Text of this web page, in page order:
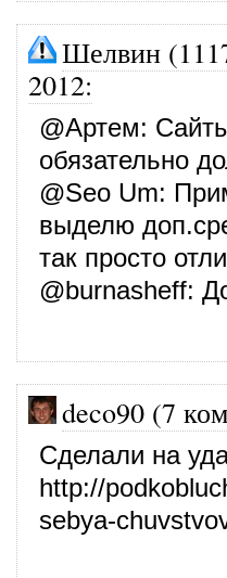
Шелвин
2012:
@Артем:
обязательно
@Seo Um:
выделю
так просто
@burnasheff:
deco90 (7
Сделали на
http://
sebya-